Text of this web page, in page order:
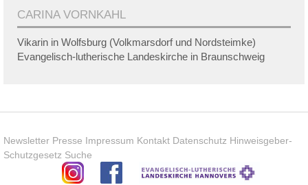
CARINA VORNKAHL
Vikarin in Wolfsburg (Volkmarsdorf und Nordsteimke)
Evangelisch-lutherische Landeskirche in Braunschweig
Newsletter Presse Impressum Kontakt Datenschutz Hinweisgeber-
Schutzgesetz Suche